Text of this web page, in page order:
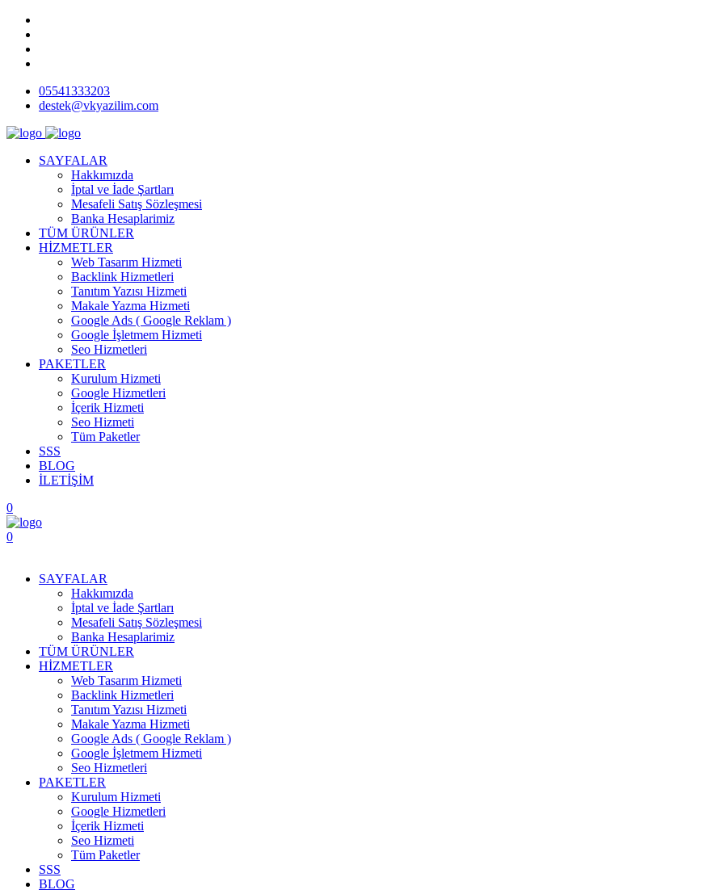
05541333203
destek@vkyazilim.com
SAYFALAR
Hakkımızda
İptal ve İade Şartları
Mesafeli Satış Sözleşmesi
Banka Hesaplarimiz
TÜM ÜRÜNLER
HİZMETLER
Web Tasarım Hizmeti
Backlink Hizmetleri
Tanıtım Yazısı Hizmeti
Makale Yazma Hizmeti
Google Ads ( Google Reklam )
Google İşletmem Hizmeti
Seo Hizmetleri
PAKETLER
Kurulum Hizmeti
Google Hizmetleri
İçerik Hizmeti
Seo Hizmeti
Tüm Paketler
SSS
BLOG
İLETİŞİM
0
0
SAYFALAR
Hakkımızda
İptal ve İade Şartları
Mesafeli Satış Sözleşmesi
Banka Hesaplarimiz
TÜM ÜRÜNLER
HİZMETLER
Web Tasarım Hizmeti
Backlink Hizmetleri
Tanıtım Yazısı Hizmeti
Makale Yazma Hizmeti
Google Ads ( Google Reklam )
Google İşletmem Hizmeti
Seo Hizmetleri
PAKETLER
Kurulum Hizmeti
Google Hizmetleri
İçerik Hizmeti
Seo Hizmeti
Tüm Paketler
SSS
BLOG